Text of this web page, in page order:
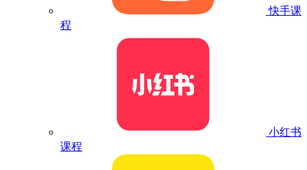
快手课
程
小红书
课程